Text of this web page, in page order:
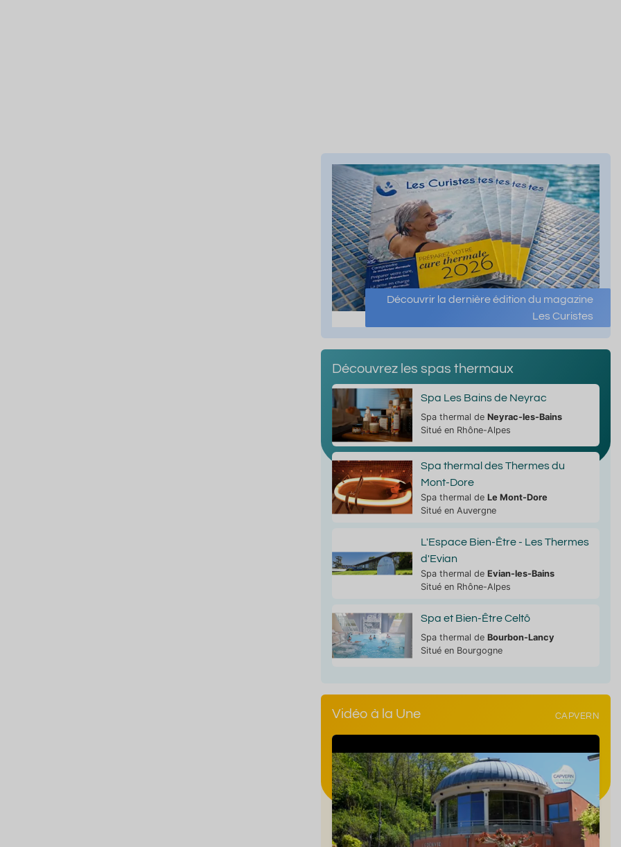
Découvrir la dernière édition du magazine
Les Curistes
Découvrez les spas thermaux
Spa Les Bains de Neyrac
Spa thermal de Neyrac-les-Bains
Situé en Rhône-Alpes
Spa thermal des Thermes du
Mont-Dore
Spa thermal de Le Mont-Dore
Situé en Auvergne
L'Espace Bien-Être - Les Thermes
d'Evian
Spa thermal de Evian-les-Bains
Situé en Rhône-Alpes
Spa et Bien-Être Celtô
Spa thermal de Bourbon-Lancy
Situé en Bourgogne
Vidéo à la Une CAPVERN